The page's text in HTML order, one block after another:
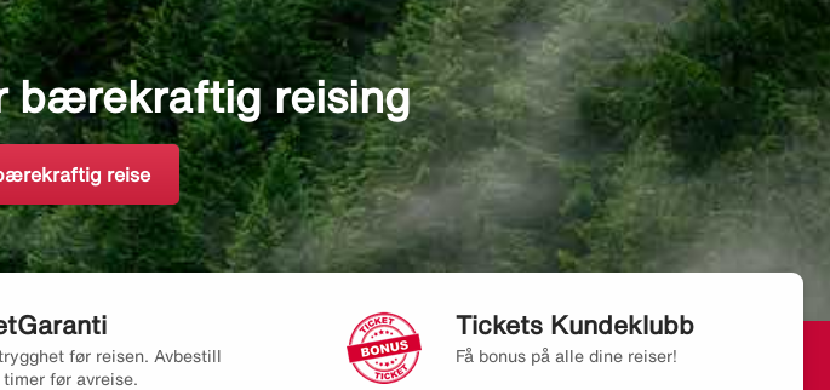
bærekraftig reising
reise
før reisen. Avbestill
før avreise.
Tickets Kundeklubb
Få bonus på alle dine reiser!